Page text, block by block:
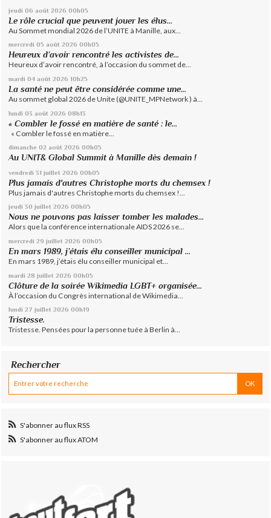
jeudi 06 août 2026 00h05
Le rôle crucial que peuvent jouer les élus...
Au Sommet mondial 2026 de l’UNITE à Manille, aux...
mercredi 05 août 2026 00h05
Heureux d’avoir rencontré les activistes de...
Heureux d’avoir rencontré, à l’occasion du sommet de...
mardi 04 août 2026 10h25
La santé ne peut être considérée comme une...
Au sommet global 2026 de Unite (@UNITE_MPNetwork ) à...
lundi 03 août 2026 08h13
« Combler le fossé en matière de santé : le...
« Combler le fossé en matière...
dimanche 02 août 2026 00h05
Au UNIT& Global Summit à Manille dès demain !
vendredi 31 juillet 2026 00h05
Plus jamais d'autres Christophe morts du chemsex !
Plus jamais d'autres Christophe morts du chemsex !...
jeudi 30 juillet 2026 00h05
Nous ne pouvons pas laisser tomber les malades...
Alors que la conférence internationale AIDS 2026 se...
mercredi 29 juillet 2026 00h05
En mars 1989, j’étais élu conseiller municipal ...
En mars 1989, j’étais élu conseiller municipal et...
mardi 28 juillet 2026 00h05
Clôture de la soirée Wikimedia LGBT+ organisée...
À l’occasion du Congrès international de Wikimedia...
lundi 27 juillet 2026 00h19
Tristesse.
Tristesse. Pensées pour la personne tuée à Berlin à...
Rechercher
S'abonner au flux RSS
S'abonner au flux ATOM